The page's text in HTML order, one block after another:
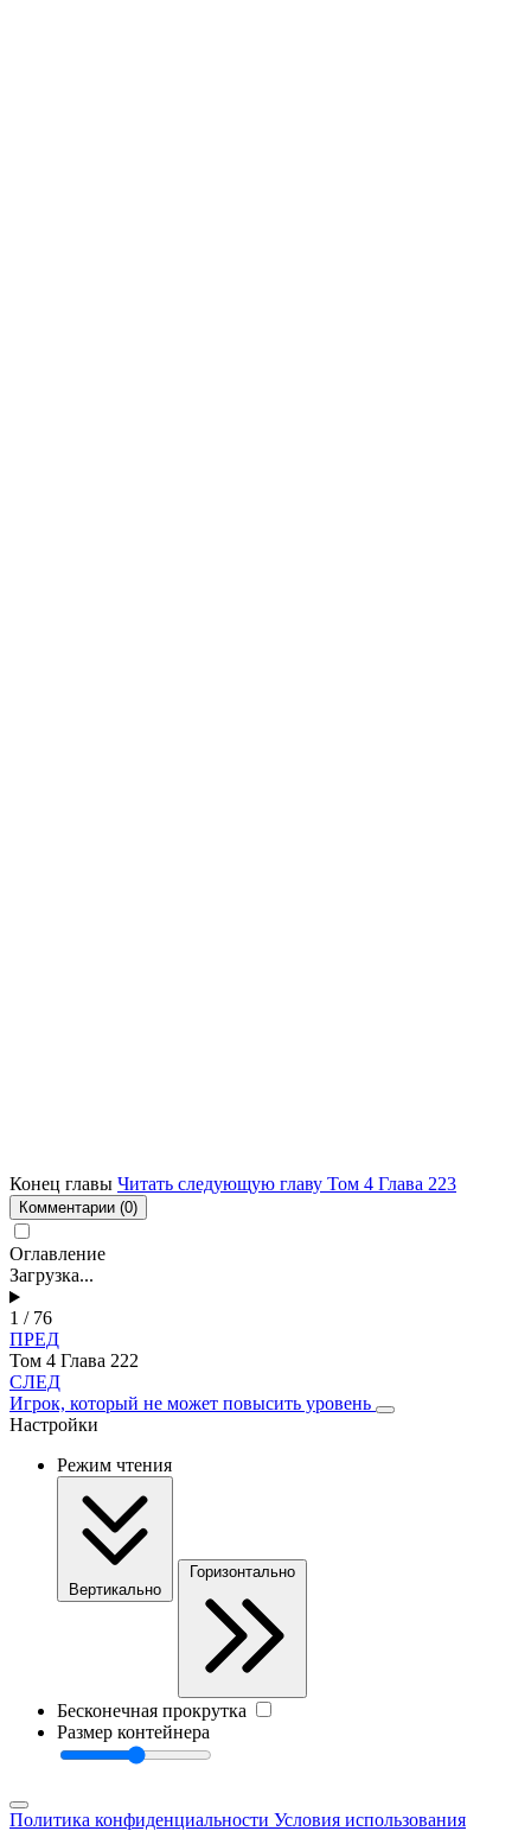
Конец главы Читать следующую главу Том 4 Глава 223
Комментарии (0)
Оглавление
Загрузка...
1 / 76
ПРЕД
Том 4 Глава 222
СЛЕД
Игрок, который не может повысить уровень
Настройки
Режим чтения
Вертикально
Горизонтально
Бесконечная прокрутка
Размер контейнера
Политика конфиденциальности Условия использования